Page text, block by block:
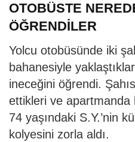
OTOBÜSTE
ÖĞRENDİLER
Yolcu otobüsünde iki
bahanesiyle
ineceğini öğrendi.
ettikleri ve apartmanda
74 yaşındaki S.Y.’nin
kolyesini zorla aldı.